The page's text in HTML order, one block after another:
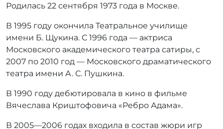
Родилась 22 сентября 1973 года в Москве.
В 1995 году окончила Театральное училище
имени Б. Щукина. С 1996 года — актриса
Московского академического театра сатиры, с
2007 по 2010 год — Московского драматического
театра имени А. С. Пушкина.
В 1990 году дебютировала в кино в фильме
Вячеслава Криштофовича «Ребро Адама».
В 2005—2006 годах входила в состав жюри игр